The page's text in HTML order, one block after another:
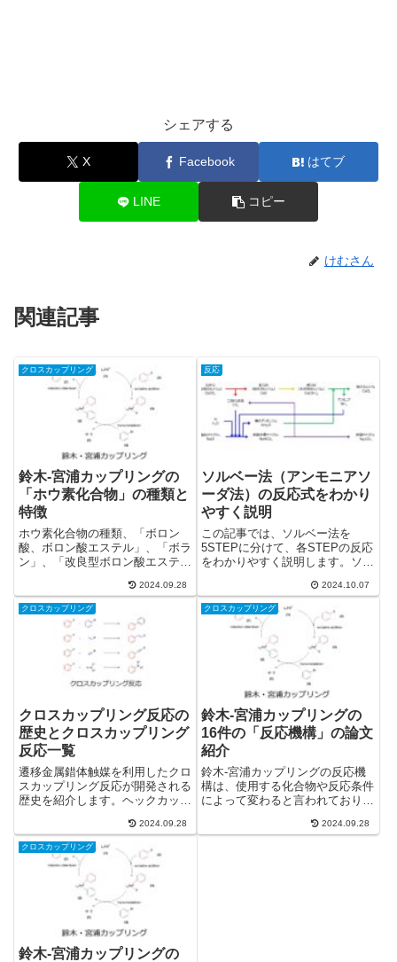
シェアする
X Facebook はてブ
LINE コピー
けむさん
関連記事
クロスカップリング
鈴木-宮浦カップリングの
「ホウ素化合物」の種類と
特徴
ホウ素化合物の種類、「ボロン
酸、ボロン酸エステル」、「ボラ
ン」、「改良型ボロン酸エステ
化合物を使い分けることで、みな
さんの合成の役に立てばうれしい
です。
2024.09.28
反応
ソルベー法（アンモニアソ
ーダ法）の反応式をわかり
やすく説明
この記事では、ソルベー法を
5STEPに分けて、各STEPの反応
をわかりやすく説明します。ソル
（NaCl）と石灰石（CaCO3）か
ら炭酸ナトリウム（Na2CO3）を
製造する方法です。ソルベー法
は、ガラスの材料になる炭...
2024.10.07
クロスカップリング
クロスカップリング反応の
歴史とクロスカップリング
反応一覧
遷移金属錯体触媒を利用したクロ
スカップリング反応が開発される
歴史を紹介します。ヘックカップ
グ、薗頭カップリング、村橋カッ
プリング、根岸カップリング、ス
ティレカップリング、鈴木カップ
リング、檜山カップリング、バッ
クワルド-ハートウィグカップリ
ング、その反応機構も説明しま
2024.09.28
クロスカップリング
鈴木-宮浦カップリングの
16件の「反応機構」の論文
紹介
鈴木-宮浦カップリングの反応機
構は、使用する化合物や反応条件
によって変わると言われており、
についての論文を、酸化的付加、
2024.09.28
クロスカップリング
鈴木-宮浦カップリングの